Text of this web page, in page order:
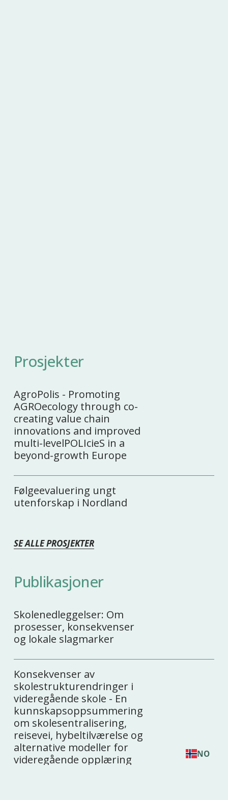
Prosjekter
AgroPolis - Promoting
AGROecology through co-
creating value chain
innovations and improved
multi-levelPOLIcieS in a
beyond-growth Europe
Følgeevaluering ungt
utenforskap i Nordland
SE ALLE PROSJEKTER
Publikasjoner
Skolenedleggelser: Om
prosesser, konsekvenser
og lokale slagmarker
Konsekvenser av
skolestrukturendringer i
videregående skole - En
kunnskapsoppsummering
om skolesentralisering,
reisevei, hybeltilværelse og
alternative modeller for
videregående opplæring
NO